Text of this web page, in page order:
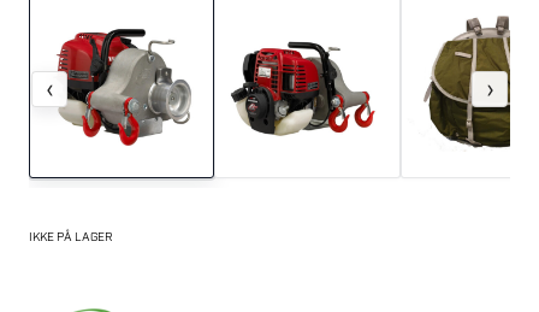
‹ ›
IKKE PÅ LAGER